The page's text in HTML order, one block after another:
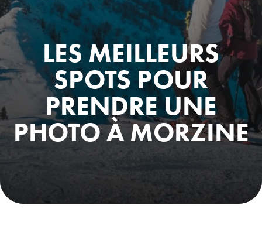
LES MEILLEURS
SPOTS POUR
PRENDRE UNE
PHOTO À MORZINE